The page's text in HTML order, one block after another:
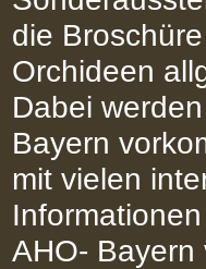
die
Orchideen
Dabei
Bayern
mit vielen
AHO- Bayern